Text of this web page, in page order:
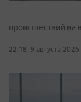
происшествий на
22:18, 9 августа 2026